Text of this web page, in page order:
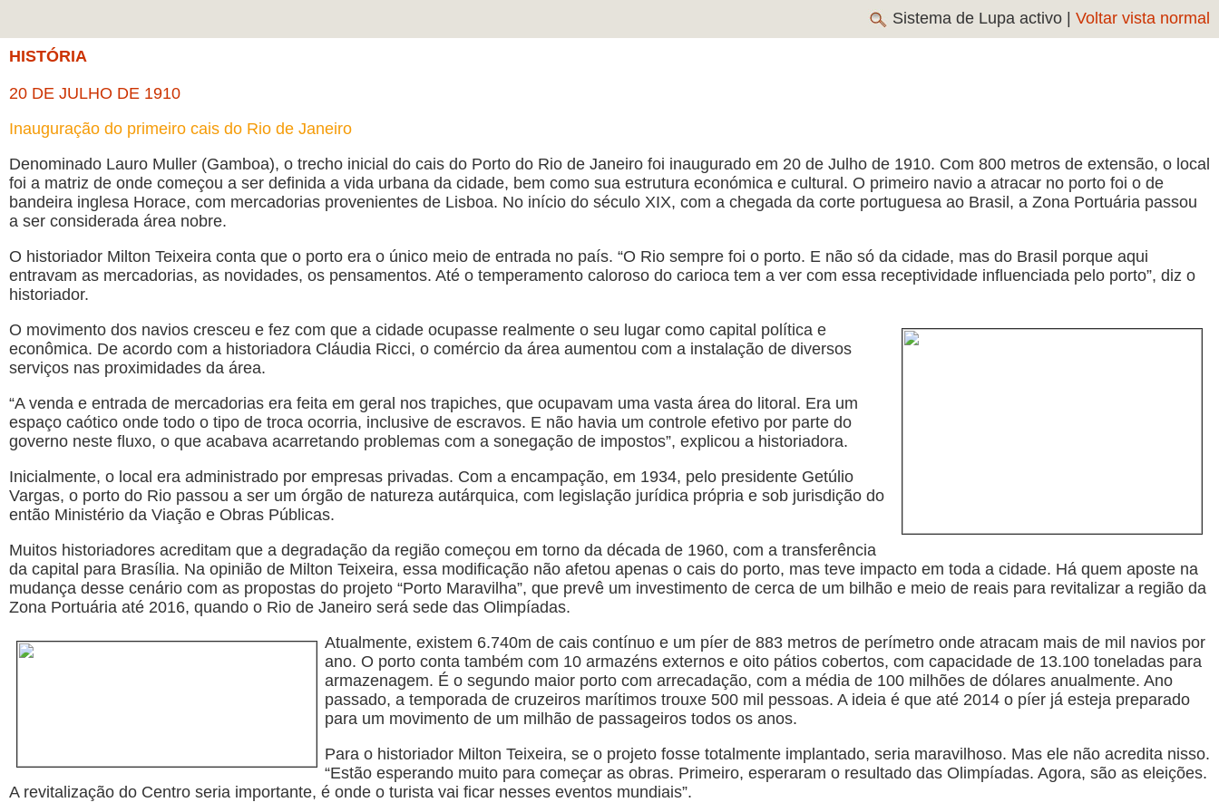
Sistema de Lupa activo | Voltar vista normal
HISTÓRIA
20 DE JULHO DE 1910
Inauguração do primeiro cais do Rio de Janeiro
Denominado Lauro Muller (Gamboa), o trecho inicial do cais do Porto do Rio de Janeiro foi inaugurado em 20 de Julho de 1910. Com 800 metros de extensão, o local
foi a matriz de onde começou a ser definida a vida urbana da cidade, bem como sua estrutura económica e cultural. O primeiro navio a atracar no porto foi o de
bandeira inglesa Horace, com mercadorias provenientes de Lisboa. No início do século XIX, com a chegada da corte portuguesa ao Brasil, a Zona Portuária passou
a ser considerada área nobre.
O historiador Milton Teixeira conta que o porto era o único meio de entrada no país. “O Rio sempre foi o porto. E não só da cidade, mas do Brasil porque aqui
entravam as mercadorias, as novidades, os pensamentos. Até o temperamento caloroso do carioca tem a ver com essa receptividade influenciada pelo porto”, diz o
historiador.
O movimento dos navios cresceu e fez com que a cidade ocupasse realmente o seu lugar como capital política e
econômica. De acordo com a historiadora Cláudia Ricci, o comércio da área aumentou com a instalação de diversos
serviços nas proximidades da área.
“A venda e entrada de mercadorias era feita em geral nos trapiches, que ocupavam uma vasta área do litoral. Era um
espaço caótico onde todo o tipo de troca ocorria, inclusive de escravos. E não havia um controle efetivo por parte do
governo neste fluxo, o que acabava acarretando problemas com a sonegação de impostos”, explicou a historiadora.
Inicialmente, o local era administrado por empresas privadas. Com a encampação, em 1934, pelo presidente Getúlio
Vargas, o porto do Rio passou a ser um órgão de natureza autárquica, com legislação jurídica própria e sob jurisdição do
então Ministério da Viação e Obras Públicas.
Muitos historiadores acreditam que a degradação da região começou em torno da década de 1960, com a transferência
da capital para Brasília. Na opinião de Milton Teixeira, essa modificação não afetou apenas o cais do porto, mas teve impacto em toda a cidade. Há quem aposte na
mudança desse cenário com as propostas do projeto “Porto Maravilha”, que prevê um investimento de cerca de um bilhão e meio de reais para revitalizar a região da
Zona Portuária até 2016, quando o Rio de Janeiro será sede das Olimpíadas.
Atualmente, existem 6.740m de cais contínuo e um píer de 883 metros de perímetro onde atracam mais de mil navios por
ano. O porto conta também com 10 armazéns externos e oito pátios cobertos, com capacidade de 13.100 toneladas para
armazenagem. É o segundo maior porto com arrecadação, com a média de 100 milhões de dólares anualmente. Ano
passado, a temporada de cruzeiros marítimos trouxe 500 mil pessoas. A ideia é que até 2014 o píer já esteja preparado
para um movimento de um milhão de passageiros todos os anos.
Para o historiador Milton Teixeira, se o projeto fosse totalmente implantado, seria maravilhoso. Mas ele não acredita nisso.
“Estão esperando muito para começar as obras. Primeiro, esperaram o resultado das Olimpíadas. Agora, são as eleições.
A revitalização do Centro seria importante, é onde o turista vai ficar nesses eventos mundiais”.